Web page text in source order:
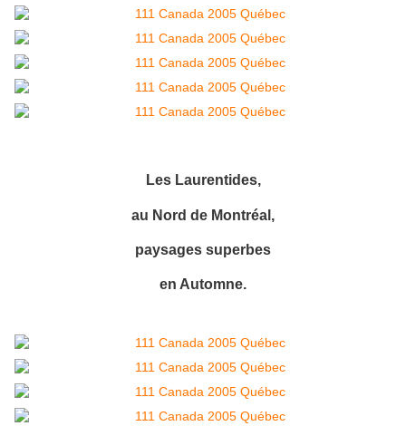
Les Laurentides,
au Nord de Montréal,
paysages superbes
en Automne.